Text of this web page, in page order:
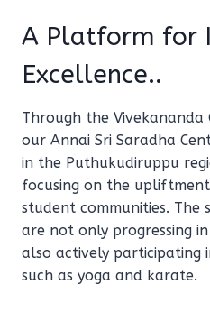
A Platform for
Excellence..
Through the Vivekananda
our Annai Sri Saradha
in the Puthukudiruppu
focusing on the
student communities.
are not only progressing
also actively participating
such as yoga and karate.